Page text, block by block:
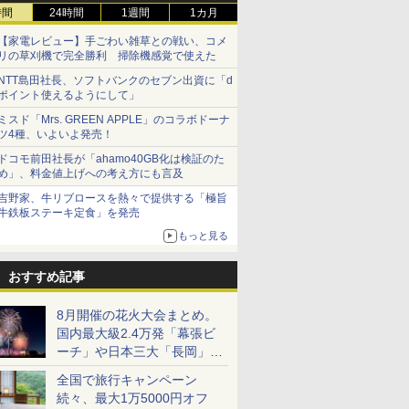
24時間 1週間 1カ月
家電レビュー】手ごわい雑草との戦い、コメ
の草刈機で完全勝利 掃除機感覚で使えた
島田社長、ソフトバンクのセブン出資に「d
イント使えるようにして」
スド「Mrs. GREEN APPLE」のコラボドーナ
4種、いよいよ発売！
コモ前田社長が「ahamo40GB化は検証のた
」、料金値上げへの考え方にも言及
野家、牛リブロースを熱々で提供する「極旨
鉄板ステーキ定食」を発売
もっと見る
おすすめ記事
8月開催の花火大会まとめ。
国内最大級2.4万発「幕張ビ
ーチ」や日本三大「長岡」な
ど大型イベント目白押し！
全国で旅行キャンペーン
続々、最大1万5000円オフ